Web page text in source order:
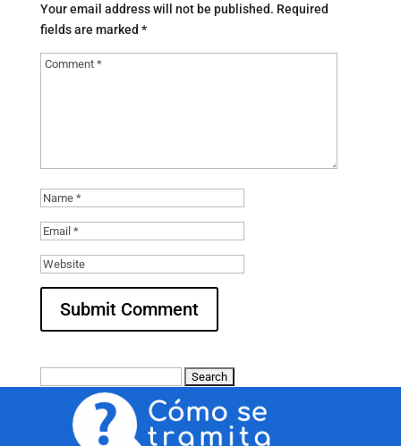
Your email address will not be published. Required
fields are marked *